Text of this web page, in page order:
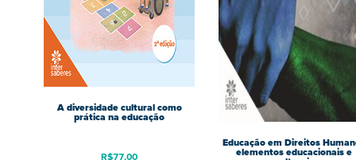
A diversidade cultural como
prática na educação
R$77,00
Educação em Direitos
elementos educacionais e